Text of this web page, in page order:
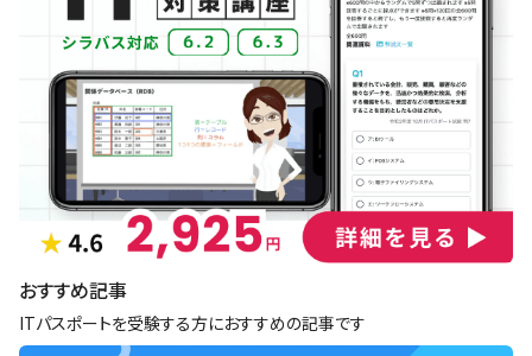
おすすめ記事
ITパスポートを受験する方におすすめの記事です